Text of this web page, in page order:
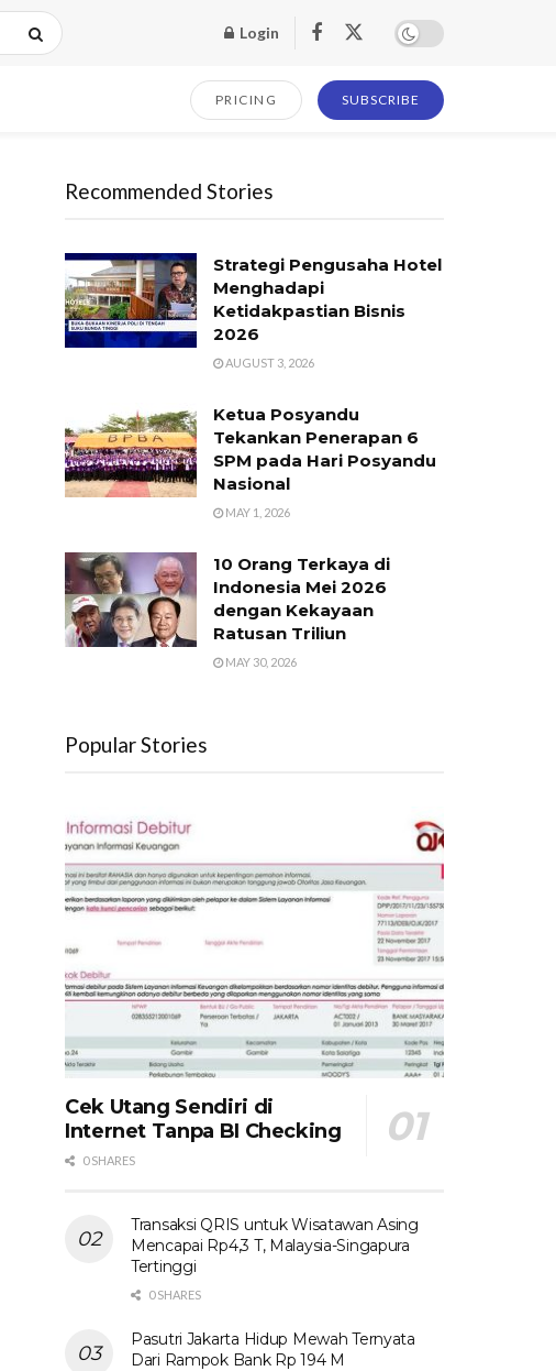
Login
PRICING SUBSCRIBE
Recommended Stories
Strategi Pengusaha Hotel
Menghadapi
Ketidakpastian Bisnis
2026
AUGUST 3, 2026
Ketua Posyandu
Tekankan Penerapan 6
SPM pada Hari Posyandu
Nasional
MAY 1, 2026
10 Orang Terkaya di
Indonesia Mei 2026
dengan Kekayaan
Ratusan Triliun
MAY 30, 2026
Popular Stories
Cek Utang Sendiri di
Internet Tanpa BI Checking
0 SHARES
Transaksi QRIS untuk Wisatawan Asing
Mencapai Rp4,3 T, Malaysia-Singapura
Tertinggi
0 SHARES
Pasutri Jakarta Hidup Mewah Ternyata
Dari Rampok Bank Rp 194 M